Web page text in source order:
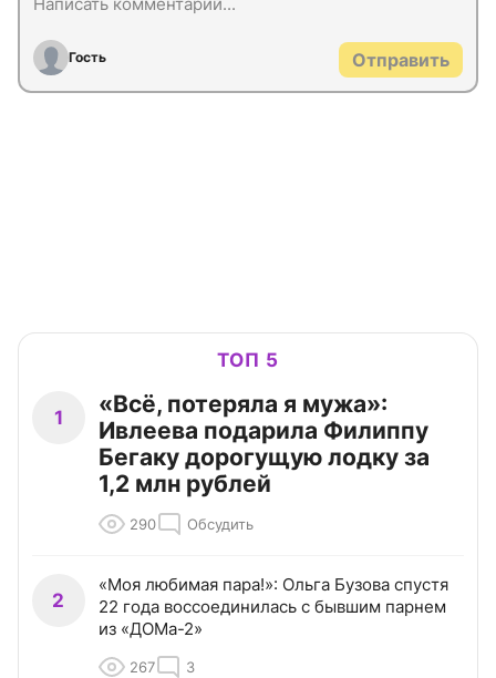
Гость Отправить
ТОП 5
1
«Всё, потеряла я мужа»:
Ивлеева подарила Филиппу
Бегаку дорогущую лодку за
1,2 млн рублей
290 Обсудить
2
«Моя любимая пара!»: Ольга Бузова спустя
22 года воссоединилась с бывшим парнем
из «ДОМа-2»
267 3